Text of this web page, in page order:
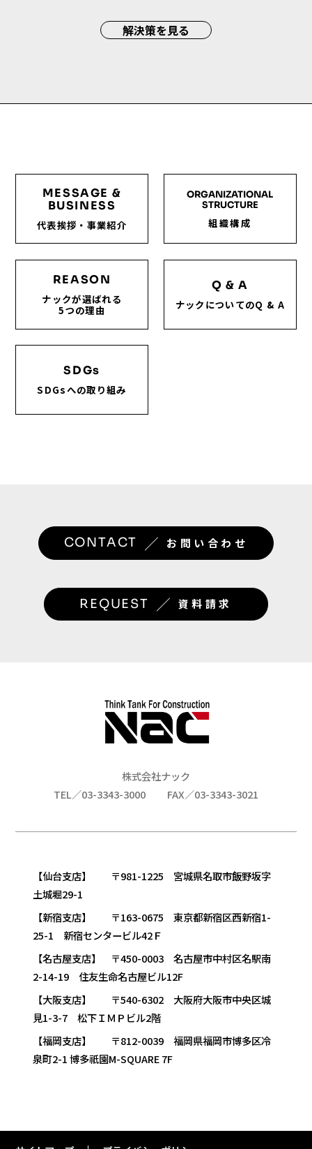
解決策を見る
MESSAGE &
BUSINESS
代表挨拶・事業紹介
ORGANIZATIONAL
STRUCTURE
組織構成
REASON
ナックが選ばれる
5つの理由
Q & A
ナックについてのQ & A
SDGs
SDGsへの取り組み
CONTACT ／ お問い合わせ
REQUEST ／ 資料請求
株式会社ナック
TEL／03-3343-3000
FAX／03-3343-3021
【仙台支店】 〒981-1225 宮城県名取市飯野坂字
土城堀29-1
【新宿支店】 〒163-0675 東京都新宿区西新宿1-
25-1 新宿センタービル42Ｆ
【名古屋支店】 〒450-0003 名古屋市中村区名駅南
2-14-19 住友生命名古屋ビル12F
【大阪支店】 〒540-6302 大阪府大阪市中央区城
見1-3-7 松下ＩＭＰビル2階
【福岡支店】 〒812-0039 福岡県福岡市博多区冷
泉町2-1 博多祇園M-SQUARE 7F